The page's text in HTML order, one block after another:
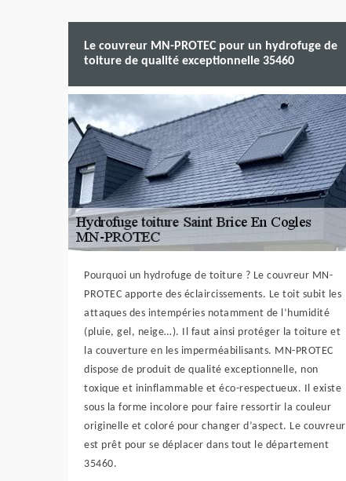
Le couvreur MN-PROTEC pour un hydrofuge de
toiture de qualité exceptionnelle 35460
Pourquoi un hydrofuge de toiture ? Le couvreur MN-
PROTEC apporte des éclaircissements. Le toit subit les
attaques des intempéries notamment de l’humidité
(pluie, gel, neige…). Il faut ainsi protéger la toiture et
la couverture en les imperméabilisants. MN-PROTEC
dispose de produit de qualité exceptionnelle, non
toxique et ininflammable et éco-respectueux. Il existe
sous la forme incolore pour faire ressortir la couleur
originelle et coloré pour changer d’aspect. Le couvreur
est prêt pour se déplacer dans tout le département
35460.